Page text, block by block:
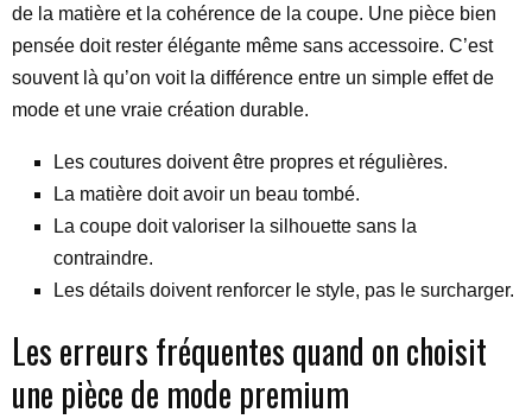
de la matière et la cohérence de la coupe. Une pièce bien
pensée doit rester élégante même sans accessoire. C’est
souvent là qu’on voit la différence entre un simple effet de
mode et une vraie création durable.
Les coutures doivent être propres et régulières.
La matière doit avoir un beau tombé.
La coupe doit valoriser la silhouette sans la
contraindre.
Les détails doivent renforcer le style, pas le surcharger.
Les erreurs fréquentes quand on choisit
une pièce de mode premium